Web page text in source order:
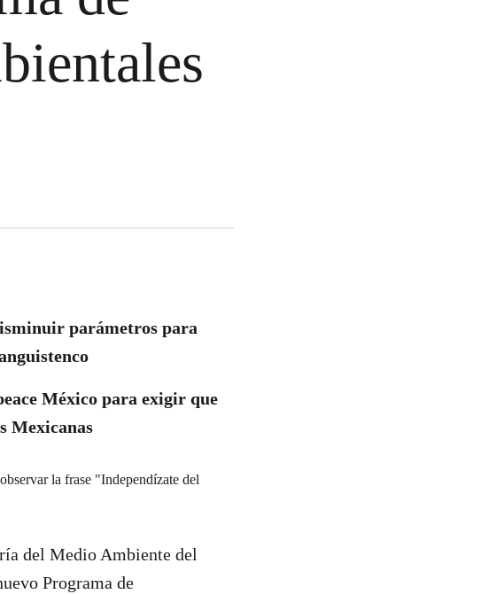
parámetros para
México para exigir que
Mexicanas
del Medio Ambiente del
Programa de